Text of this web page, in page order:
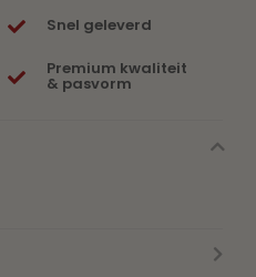
Snel geleverd
Premium kwaliteit
& pasvorm